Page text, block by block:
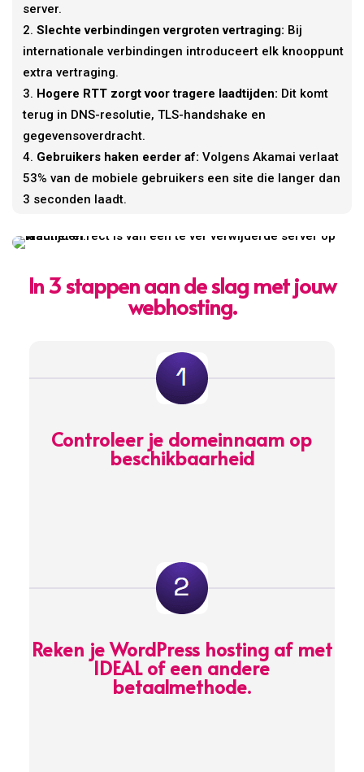
server.
Slechte verbindingen vergroten vertraging: Bij
internationale verbindingen introduceert elk knooppunt
extra vertraging.
Hogere RTT zorgt voor tragere laadtijden: Dit komt
terug in DNS-resolutie, TLS-handshake en
gegevensoverdracht.
Gebruikers haken eerder af: Volgens Akamai verlaat
53% van de mobiele gebruikers een site die langer dan
3 seconden laadt.
In 3 stappen aan de slag met jouw
webhosting.
Controleer je domeinnaam op
beschikbaarheid
Reken je WordPress hosting af met
IDEAL of een andere
betaalmethode.